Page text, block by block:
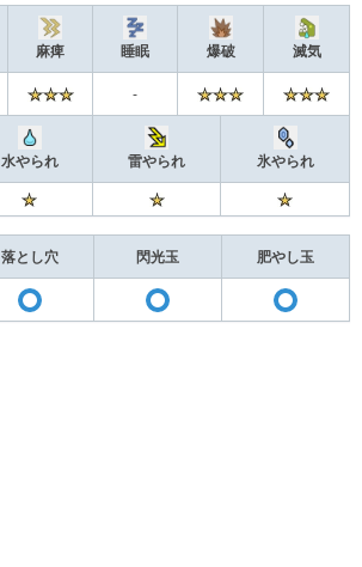
麻痺 睡眠 爆破 滅気
-
水やられ 雷やられ 氷やられ
落とし穴 閃光玉 肥やし玉